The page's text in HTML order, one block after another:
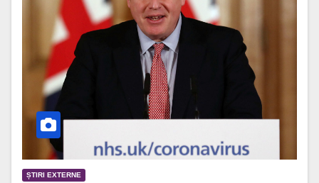
ȘTIRI EXTERNE